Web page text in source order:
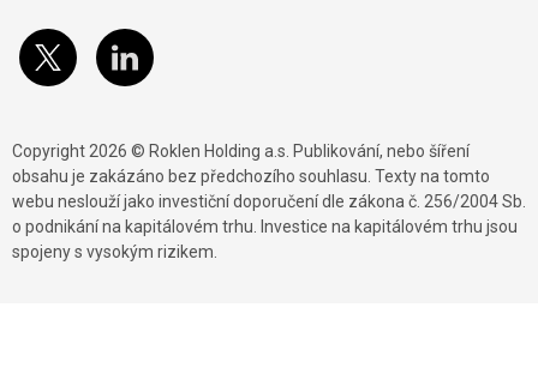
Copyright 2026 © Roklen Holding a.s. Publikování, nebo šíření
obsahu je zakázáno bez předchozího souhlasu. Texty na tomto
webu neslouží jako investiční doporučení dle zákona č. 256/2004 Sb.
o podnikání na kapitálovém trhu. Investice na kapitálovém trhu jsou
spojeny s vysokým rizikem.